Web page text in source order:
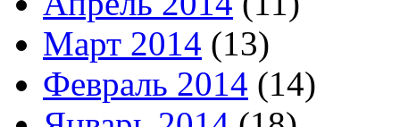
Март 2014 (13)
Февраль 2014 (14)